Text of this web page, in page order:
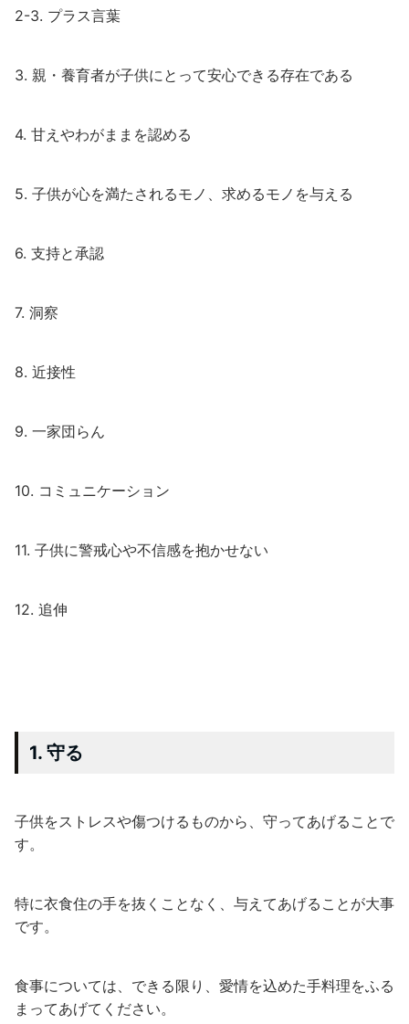
2-3. プラス言葉
3. 親・養育者が子供にとって安心できる存在である
4. 甘えやわがままを認める
5. 子供が心を満たされるモノ、求めるモノを与える
6. 支持と承認
7. 洞察
8. 近接性
9. 一家団らん
10. コミュニケーション
11. 子供に警戒心や不信感を抱かせない
12. 追伸
1. 守る
子供をストレスや傷つけるものから、守ってあげることで
す。
特に衣食住の手を抜くことなく、与えてあげることが大事
です。
食事については、できる限り、愛情を込めた手料理をふる
まってあげてください。